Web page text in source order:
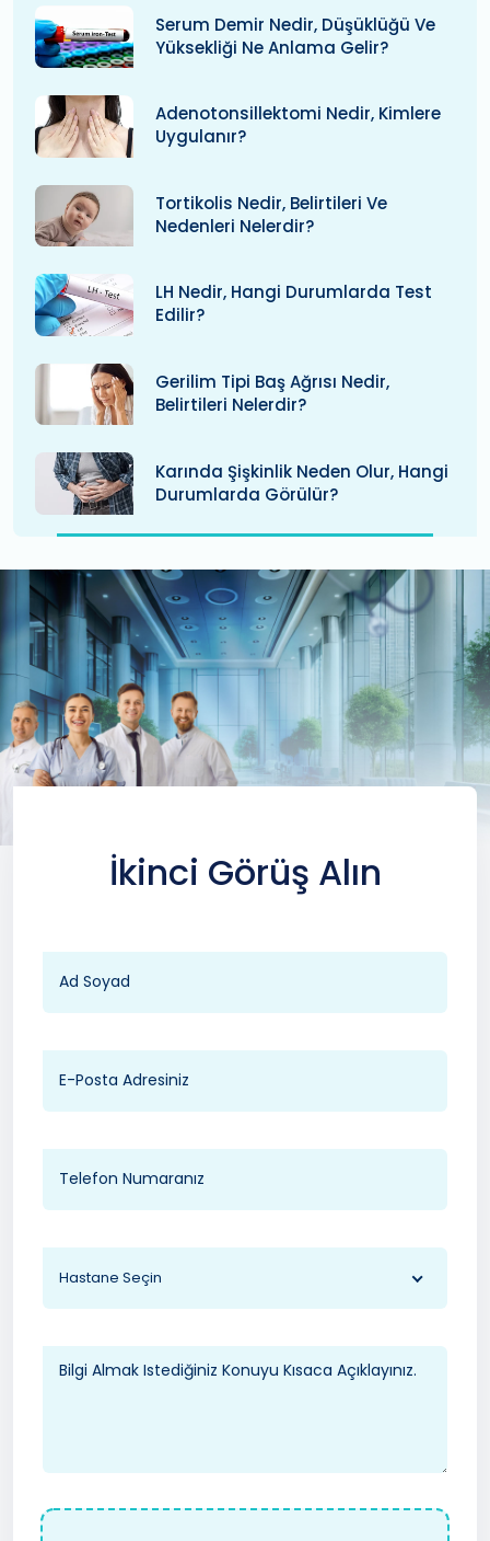
Serum Demir Nedir, Düşüklüğü Ve
Yüksekliği Ne Anlama Gelir?
Adenotonsillektomi Nedir, Kimlere
Uygulanır?
Tortikolis Nedir, Belirtileri Ve
Nedenleri Nelerdir?
LH Nedir, Hangi Durumlarda Test
Edilir?
Gerilim Tipi Baş Ağrısı Nedir,
Belirtileri Nelerdir?
Karında Şişkinlik Neden Olur, Hangi
Durumlarda Görülür?
İkinci Görüş Alın
Hastane Seçin